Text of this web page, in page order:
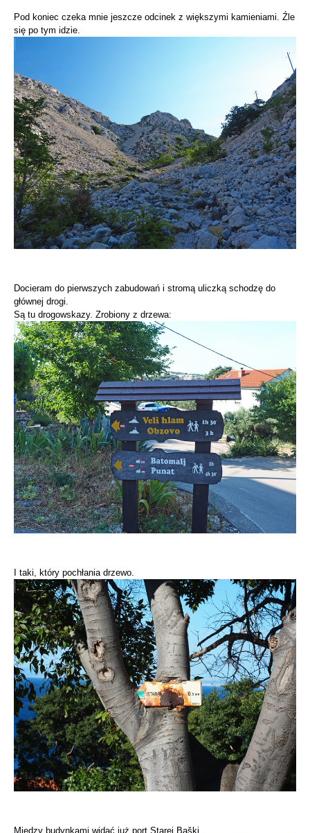
Pod koniec czeka mnie jeszcze odcinek z większymi kamieniami. Źle
się po tym idzie.
Docieram do pierwszych zabudowań i stromą uliczką schodzę do
głównej drogi.
Są tu drogowskazy. Zrobiony z drzewa:
I taki, który pochłania drzewo.
Między budynkami widać już port Starej Baški.